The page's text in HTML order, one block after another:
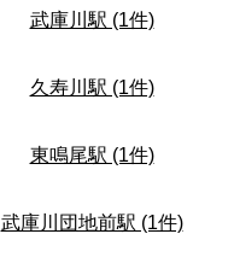
武庫川駅 (1件)
久寿川駅 (1件)
東鳴尾駅 (1件)
武庫川団地前駅 (1件)